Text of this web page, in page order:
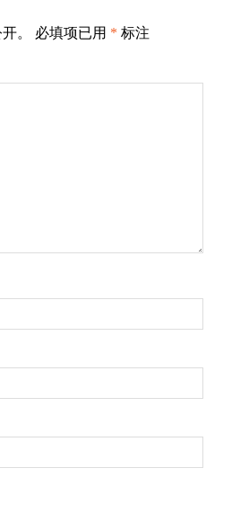
。 必填项已用 * 标注